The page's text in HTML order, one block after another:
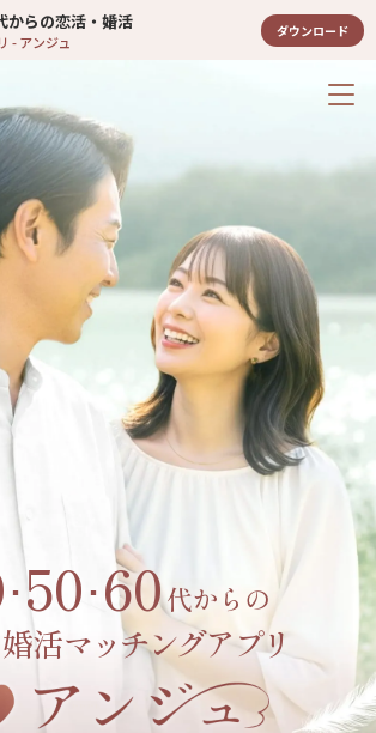
からの恋活・婚活
- アンジュ
ダウンロード
･50･60代からの
活マッチングアプリ